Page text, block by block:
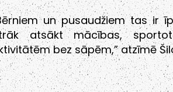
un pusaudžiem tas ir
atsākt mācības,
bez sāpēm,” atzīmē